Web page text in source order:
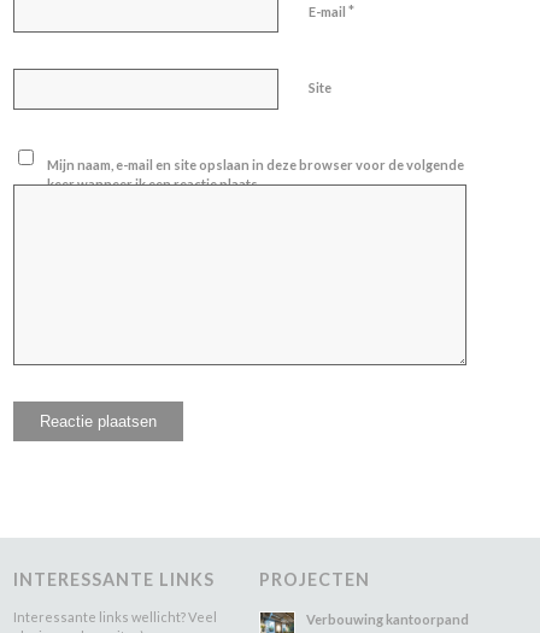
E-mail*
Site
Mijn naam, e-mail en site opslaan in deze browser voor de volgende
keer wanneer ik een reactie plaats.
INTERESSANTE LINKS
Interessante links wellicht? Veel
PROJECTEN
Verbouwing kantoorpand